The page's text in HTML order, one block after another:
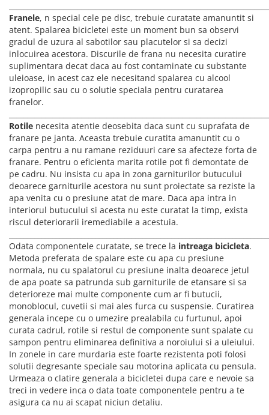
Franele, n special cele pe disc, trebuie curatate amanuntit si
atent. Spalarea bicicletei este un moment bun sa observi
gradul de uzura al sabotilor sau placutelor si sa decizi
inlocuirea acestora. Discurile de frana nu necesita curatire
suplimentara decat daca au fost contaminate cu substante
uleioase, in acest caz ele necesitand spalarea cu alcool
izopropilic sau cu o solutie speciala pentru curatarea
franelor.
Rotile necesita atentie deosebita daca sunt cu suprafata de
franare pe janta. Aceasta trebuie curatita amanuntit cu o
carpa pentru a nu ramane reziduuri care sa afecteze forta de
franare. Pentru o eficienta marita rotile pot fi demontate de
pe cadru. Nu insista cu apa in zona garniturilor butucului
deoarece garniturile acestora nu sunt proiectate sa reziste la
apa venita cu o presiune atat de mare. Daca apa intra in
interiorul butucului si acesta nu este curatat la timp, exista
riscul deteriorarii iremediabile a acestuia.
Odata componentele curatate, se trece la intreaga bicicleta.
Metoda preferata de spalare este cu apa cu presiune
normala, nu cu spalatorul cu presiune inalta deoarece jetul
de apa poate sa patrunda sub garniturile de etansare si sa
deterioreze mai multe componente cum ar fi butucii,
monoblocul, cuvetii si mai ales furca cu suspensie. Curatirea
generala incepe cu o umezire prealabila cu furtunul, apoi
curata cadrul, rotile si restul de componente sunt spalate cu
sampon pentru eliminarea definitiva a noroiului si a uleiului.
In zonele in care murdaria este foarte rezistenta poti folosi
solutii degresante speciale sau motorina aplicata cu pensula.
Urmeaza o clatire generala a bicicletei dupa care e nevoie sa
treci in vedere inca o data toate componentele pentru a te
asigura ca nu ai scapat niciun detaliu.